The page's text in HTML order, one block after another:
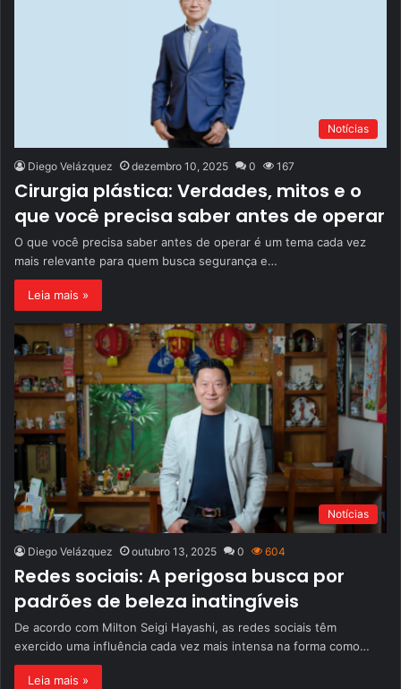
Notícias
Diego Velázquez dezembro 10, 2025 0 167
Cirurgia plástica: Verdades, mitos e o
que você precisa saber antes de operar
O que você precisa saber antes de operar é um tema cada vez
mais relevante para quem busca segurança e…
Leia mais »
Notícias
Diego Velázquez outubro 13, 2025 0 604
Redes sociais: A perigosa busca por
padrões de beleza inatingíveis
De acordo com Milton Seigi Hayashi, as redes sociais têm
exercido uma influência cada vez mais intensa na forma como…
Leia mais »